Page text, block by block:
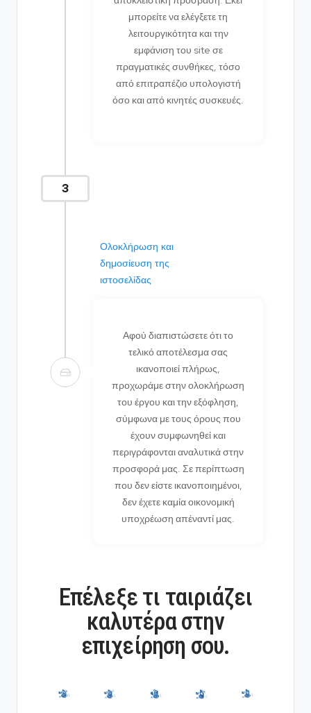
μπορείτε να ελέγξετε τη
λειτουργικότητα και την
εμφάνιση του site σε
πραγματικές συνθήκες, τόσο
από επιτραπέζιο υπολογιστή
όσο και από κινητές συσκευές.
3
Ολοκλήρωση και
δημοσίευση της
ιστοσελίδας
Αφού διαπιστώσετε ότι το
τελικό αποτέλεσμα σας
ικανοποιεί πλήρως,
προχωράμε στην ολοκλήρωση
του έργου και την εξόφληση,
σύμφωνα με τους όρους που
έχουν συμφωνηθεί και
περιγράφονται αναλυτικά στην
προσφορά μας. Σε περίπτωση
που δεν είστε ικανοποιημένοι,
δεν έχετε καμία οικονομική
υποχρέωση απέναντί μας.
Επέλεξε τι ταιριάζει
καλυτέρα στην
επιχείρηση σου.